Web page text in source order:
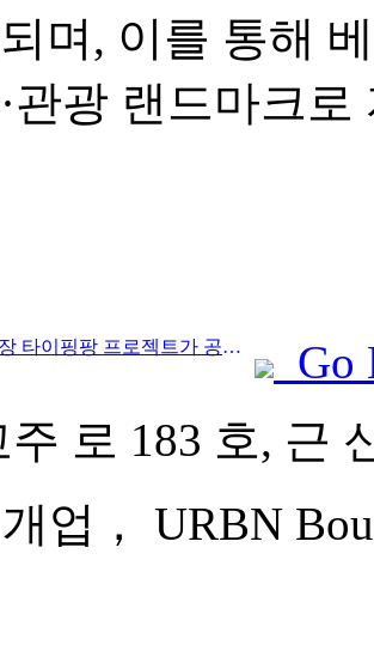
며, 이를 통해
관광 랜드마크
Prev:시안 취장 타이핑팡 프로젝트가 공식적으로 착공했으며, 총 건축 면적은 13만 7천 제곱미터입니다.
Go
로 183 호, 근
업， URBN